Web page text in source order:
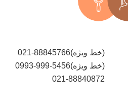
021-88845766(خط ویژه)
0993-999-5456(خط ویژه)
021-88840872